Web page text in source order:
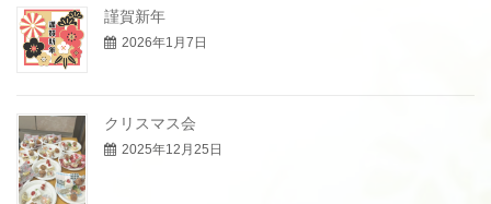
謹賀新年
2026年1月7日
クリスマス会
2025年12月25日